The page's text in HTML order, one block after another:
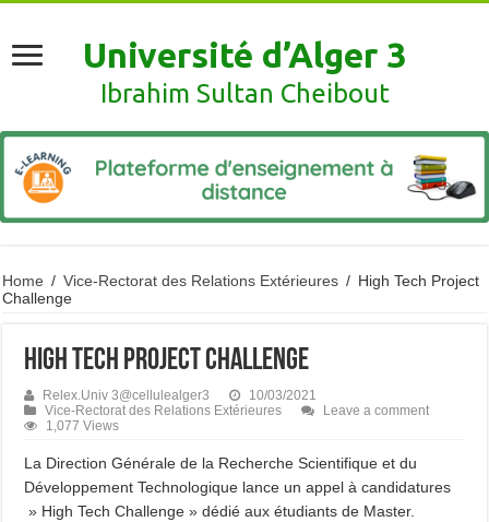
Université d’Alger 3
Ibrahim Sultan Cheibout
Home / Vice-Rectorat des Relations Extérieures / High Tech Project
Challenge
High Tech Project Challenge
Relex.Univ 3@cellulealger3
10/03/2021
Vice-Rectorat des Relations Extérieures
Leave a comment
1,077 Views
La Direction Générale de la Recherche Scientifique et du
Développement Technologique lance un appel à candidatures
» High Tech Challenge » dédié aux étudiants de Master.